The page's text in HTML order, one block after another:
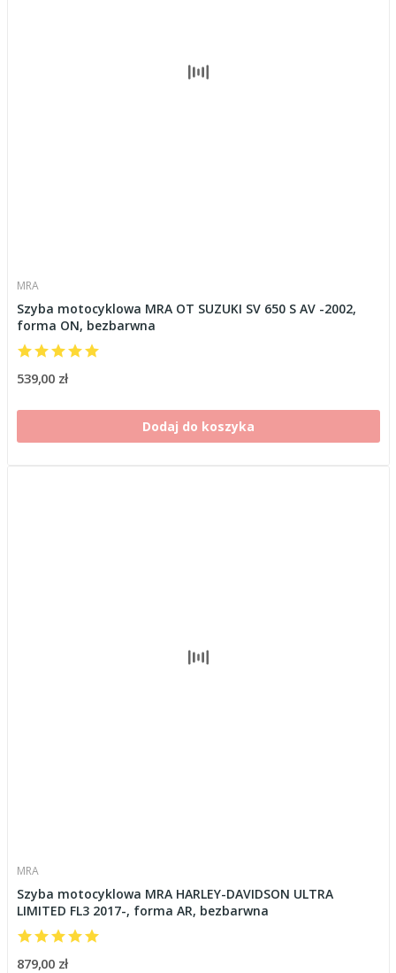
MRA
Szyba motocyklowa MRA OT SUZUKI SV 650 S AV -2002,
forma ON, bezbarwna
539,00 zł
Dodaj do koszyka
MRA
Szyba motocyklowa MRA HARLEY-DAVIDSON ULTRA
LIMITED FL3 2017-, forma AR, bezbarwna
879,00 zł